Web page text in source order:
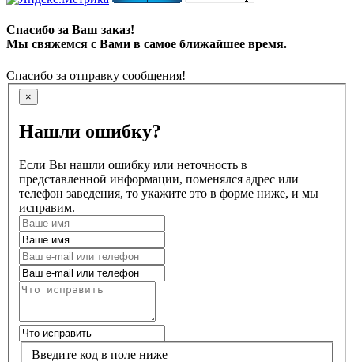
Спасибо за Ваш заказ!
Мы свяжемся с Вами в самое ближайшее время.
Спасибо за отправку сообщения!
×
Нашли ошибку?
Если Вы нашли ошибку или неточность в
представленной информации, поменялся адрес или
телефон заведения, то укажите это в форме ниже, и мы
исправим.
Введите код в поле ниже